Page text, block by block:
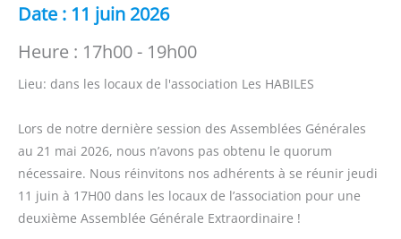
Date : 11 juin 2026
Heure : 17h00 - 19h00
Lieu: dans les locaux de l'association Les HABILES
Lors de notre dernière session des Assemblées Générales
au 21 mai 2026, nous n’avons pas obtenu le quorum
nécessaire. Nous réinvitons nos adhérents à se réunir jeudi
11 juin à 17H00 dans les locaux de l’association pour une
deuxième Assemblée Générale Extraordinaire !